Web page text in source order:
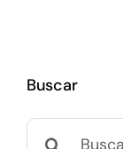
Buscar
Buscar: